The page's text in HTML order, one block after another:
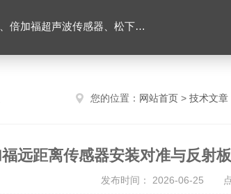
耐德TM3模块、巴鲁夫位移传感器、易福门流量传感器等产品。
您的位置： 网站首页 > 技术文章
远距离传感器安装对准与反射
发布时间： 2026-06-25 点